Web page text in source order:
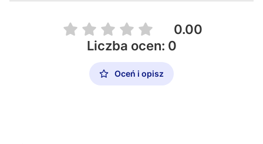
0.00
Liczba ocen: 0
Oceń i opisz